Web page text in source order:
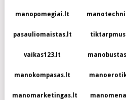
manopomegiai.lt
pasauliomaistas.lt
vaikas123.lt
manokompasas.lt
manomarketingas.lt